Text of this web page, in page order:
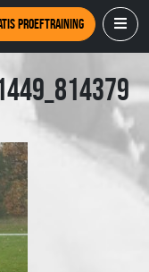
proeftraining